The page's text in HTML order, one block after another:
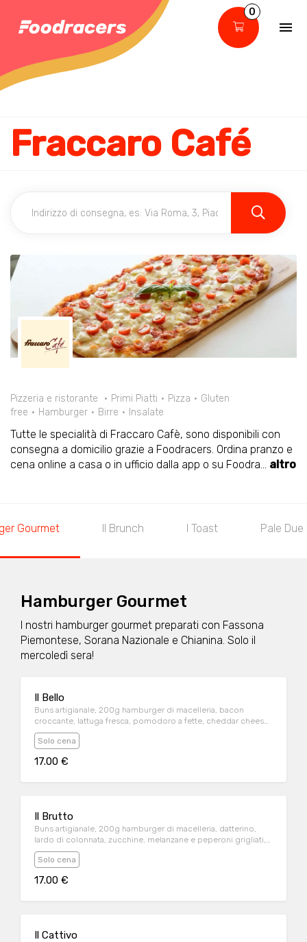
0
Fraccaro Café
Pizzeria e ristorante Primi Piatti Pizza
Gluten
free
Hamburger Birre Insalate
Tutte le specialità di Fraccaro Cafè, sono disponibili con
consegna a domicilio grazie a Foodracers. Ordina pranzo e
cena online a casa o in ufficio dalla app o su Foodra... altro
Gourmet Il Brunch I Toast Pale Due
Hamburger Gourmet
I nostri hamburger gourmet preparati con Fassona
Piemontese, Sorana Nazionale e Chianina. Solo il
mercoledì sera!
Il Bello
Buns artigianale, 200g hamburger di macelleria, bacon
croccante, lattuga fresca, pomodoro a fette, cheddar cheese,
majo
Solo cena
17.00 €
Il Brutto
Buns artigianale, 200g hamburger di macelleria, datterino,
lardo di colonnata, zucchine, melanzane e peperoni grigliati,
toma piemontese, majo
Solo cena
17.00 €
Il Cattivo